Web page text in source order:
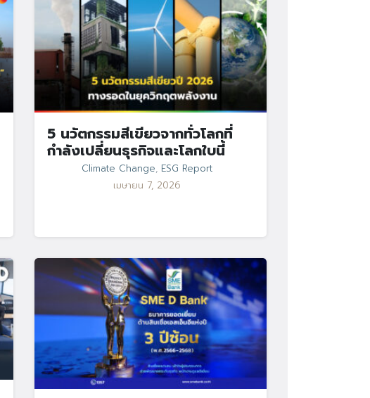
5 นวัตกรรมสีเขียวจากทั่วโลกที่
กำลังเปลี่ยนธุรกิจและโลกใบนี้
Climate Change, ESG Report
เมษายน 7, 2026